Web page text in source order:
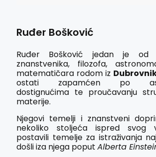
Ruđer Bošković
Ruđer Bošković jedan je od
znanstvenika, filozofa,
matematičara rodom iz
ostati zapamćen po
dostignućima te proučavanju
materije.
Njegovi temelji i znanstveni
nekoliko stoljeća ispred svog
postavili temelje za istraživanja
došli iza njega poput Alberta